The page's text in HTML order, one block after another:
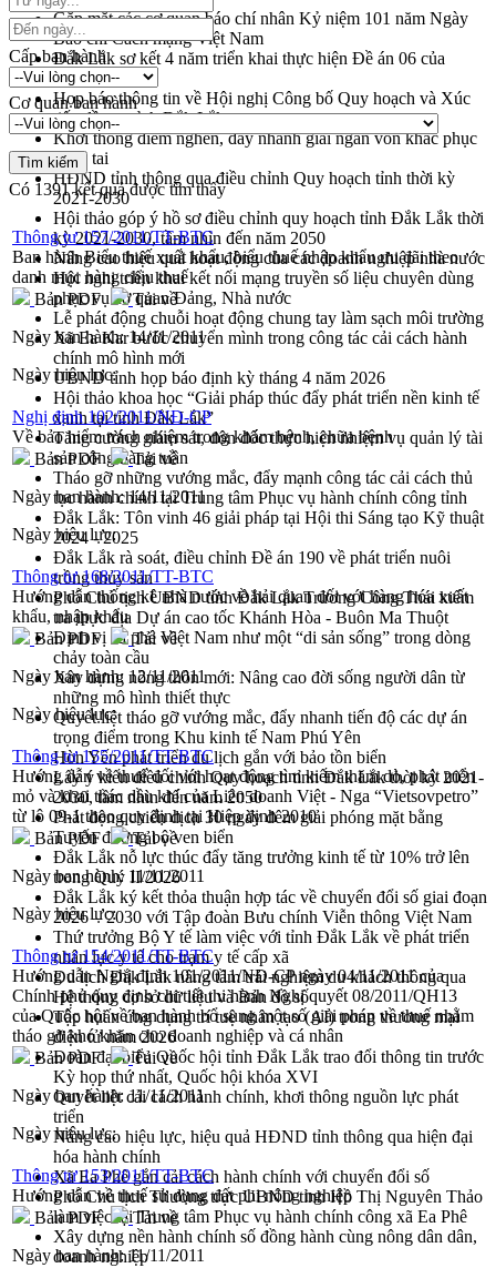
Gặp mặt các cơ quan báo chí nhân Kỷ niệm 101 năm Ngày
Báo chí Cách mạng Việt Nam
Đắk Lắk sơ kết 4 năm triển khai thực hiện Đề án 06 của
Chính phủ
Họp báo thông tin về Hội nghị Công bố Quy hoạch và Xúc
tiến đầu tư tỉnh Đắk Lắk
Khơi thông điểm nghẽn, đẩy nhanh giải ngân vốn khắc phục
thiên tai
HĐND tỉnh thông qua điều chỉnh Quy hoạch tỉnh thời kỳ
2021-2030
Hội thảo góp ý hồ sơ điều chỉnh quy hoạch tỉnh Đắk Lắk thời
kỳ 2021-2030, tầm nhìn đến năm 2050
Nâng cao hiệu quả hoạt động của các doanh nghiệp nhà nước
Hội nghị triển khai kết nối mạng truyền số liệu chuyên dùng
phục vụ cơ quan Đảng, Nhà nước
Lễ phát động chuỗi hoạt động chung tay làm sạch môi trường
Xã Ea Kar bước chuyển mình trong công tác cải cách hành
chính mô hình mới
UBND tỉnh họp báo định kỳ tháng 4 năm 2026
Hội thảo khoa học “Giải pháp thúc đẩy phát triển nền kinh tế
xanh tại tỉnh Đắk Lắk”
Tăng cường giám sát, đôn đốc thực hiện nhiệm vụ quản lý tài
sản công hàng tuần
Tháo gỡ những vướng mắc, đẩy mạnh công tác cải cách thủ
tục hành chính tại Trung tâm Phục vụ hành chính công tỉnh
Đắk Lắk: Tôn vinh 46 giải pháp tại Hội thi Sáng tạo Kỹ thuật
2024 - 2025
Đắk Lắk rà soát, điều chỉnh Đề án 190 về phát triển nuôi
trồng thủy sản
Phó Chủ tịch UBND tỉnh Đắk Lắk Trương Công Thái kiểm
tra thực địa Dự án cao tốc Khánh Hòa - Buôn Ma Thuột
Định vị cà phê Việt Nam như một “di sản sống” trong dòng
chảy toàn cầu
Xây dựng nông thôn mới: Nâng cao đời sống người dân từ
những mô hình thiết thực
Quyết liệt tháo gỡ vướng mắc, đẩy nhanh tiến độ các dự án
trọng điểm trong Khu kinh tế Nam Phú Yên
Hòn Yến phát triển du lịch gắn với bảo tồn biển
Lấy ý kiến điều chỉnh Quy hoạch tỉnh Đắk Lắk thời kỳ 2021-
2030, tầm nhìn đến năm 2050
Phát động chiến dịch 30 ngày đêm giải phóng mặt bằng
Tuyến đường bộ ven biển
Đắk Lắk nỗ lực thúc đẩy tăng trưởng kinh tế từ 10% trở lên
trong Quý II/2026
Đắk Lắk ký kết thỏa thuận hợp tác về chuyển đổi số giai đoạn
2026 – 2030 với Tập đoàn Bưu chính Viễn thông Việt Nam
Thứ trưởng Bộ Y tế làm việc với tỉnh Đắk Lắk về phát triển
nhân lực y tế cho trạm y tế cấp xã
Du lịch Đắk Lắk nâng tầm trải nghiệm du khách thông qua
Hệ thống cơ sở dữ liệu và Bản đồ số
Tập huấn ứng dụng trí tuệ nhân tạo (AI) trong thương mại
điện tử năm 2026
Đoàn đại biểu Quốc hội tỉnh Đắk Lắk trao đổi thông tin trước
Kỳ họp thứ nhất, Quốc hội khóa XVI
Quyết liệt cải cách hành chính, khơi thông nguồn lực phát
triển
Nâng cao hiệu lực, hiệu quả HĐND tỉnh thông qua hiện đại
hóa hành chính
Xã Ea Phê gắn cải cách hành chính với chuyển đổi số
Phó Chủ tịch Thường trực UBND tỉnh Hồ Thị Nguyên Thảo
làm việc tại Trung tâm Phục vụ hành chính công xã Ea Phê
Xây dựng nền hành chính số đồng hành cùng nông dân dân,
doanh nghiệp
Cấp ban hành
Cơ quan ban hành
Có 1391kết quả được tìm thấy
Thông tư 157/2011/TT-BTC
Ban hành Biểu thuế xuất khẩu, biểu thuế nhập khẩu ưu đãi theo
danh mục hàng chịu thuế
Bản PDF
Tải về
Ngày ban hành:14/11/2011
Ngày hiệu lực:
Nghị định 102/2011/NĐ-CP
Về bảo hiểm trách nhiệm trong khám bệnh, chữa bệnh
Bản PDF
Tải về
Ngày ban hành:14/11/2011
Ngày hiệu lực:
Thông tư 168/2011/TT-BTC
Hướng dẫn thống kê nhà nước về hải quan đối với hàng hóa xuất
khẩu, nhập khẩu
Bản PDF
Tải về
Ngày ban hành: 12/11/2011
Ngày hiệu lực:
Thông tư 155/2011/TT-BTC
Hướng dẫn về thuế đối với hoạt động tìm kiếm thăm dò, phát triển
mỏ và khai thác dầu khí của Liên doanh Việt - Nga “Vietsovpetro”
từ lô 09-1 theo quy định tại Hiệp định 2010
Bản PDF
Tải về
Ngày ban hành:11/11/2011
Ngày hiệu lực:
Thông tư 154/2011/TT-BTC
Hướng dẫn Nghị định 101/2011/NĐ-CP ngày 04/11/2011 của
Chính phủ quy định chi tiết thi hành Nghị quyết 08/2011/QH13
của Quốc hội về ban hành bổ sung một số giải pháp về thuế nhằm
tháo gỡ khó khăn cho doanh nghiệp và cá nhân
Bản PDF
Tải về
Ngày ban hành:11/11/2011
Ngày hiệu lực:
Thông tư 153/2011/TT-BTC
Hướng dẫn về thuế sử dụng đất phi nông nghiệp
Bản PDF
Tải về
Ngày ban hành:11/11/2011